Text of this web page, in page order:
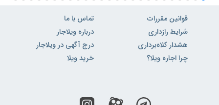
قوانین مقررات
شرایط رازداری
هشدار کلاه‌برداری
چرا اجاره ویلا؟
تماس با ما
درباره ویلاجار
درج آگهی در ویلاجار
خرید ویلا